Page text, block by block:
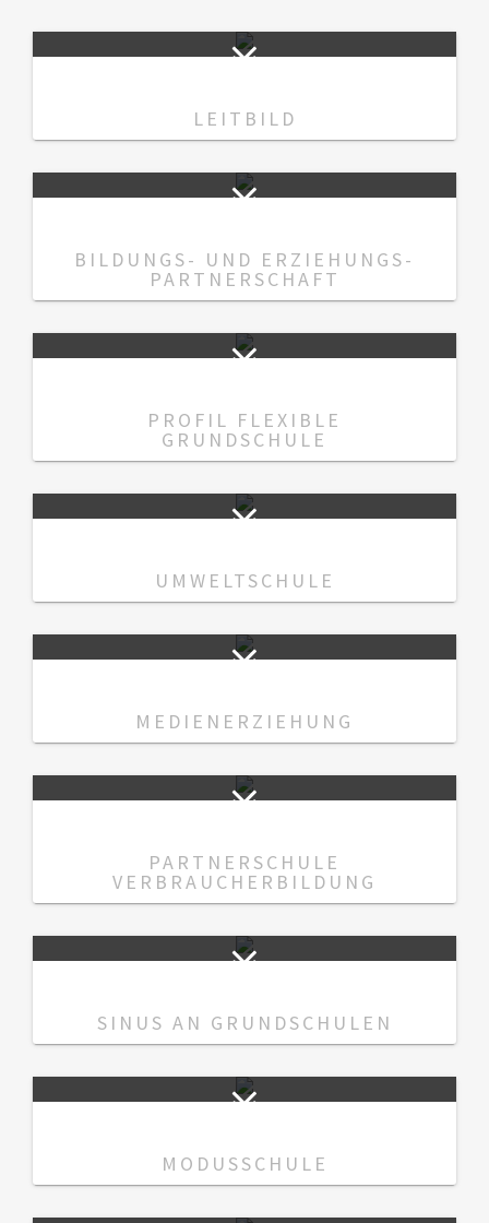
LEITBILD
BILDUNGS- UND ERZIEHUNGS-
PARTNERSCHAFT
PROFIL FLEXIBLE
GRUNDSCHULE
UMWELTSCHULE
MEDIENERZIEHUNG
PARTNERSCHULE
VERBRAUCHERBILDUNG
SINUS AN GRUNDSCHULEN
MODUSSCHULE